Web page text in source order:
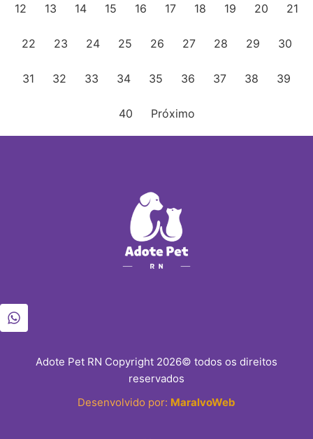
12 13 14 15 16 17 18 19 20 21
22 23 24 25 26 27 28 29 30
31 32 33 34 35 36 37 38 39
40 Próximo
Adote Pet RN Copyright 2026© todos os direitos
reservados
Desenvolvido por: MaralvoWeb